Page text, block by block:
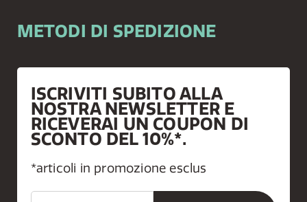
METODI DI SPEDIZIONE
ISCRIVITI SUBITO ALLA
NOSTRA NEWSLETTER E
RICEVERAI UN COUPON DI
SCONTO DEL 10%*.
*articoli in promozione esclus